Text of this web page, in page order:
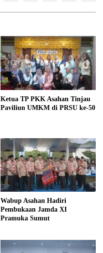
Ketua TP PKK Asahan Tinjau
Paviliun UMKM di PRSU ke-50
Wabup Asahan Hadiri
Pembukaan Jamda XI
Pramuka Sumut